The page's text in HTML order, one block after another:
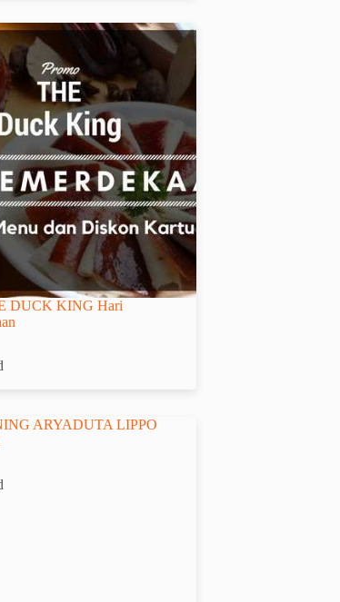
DUCK KING Hari
ARYADUTA LIPPO